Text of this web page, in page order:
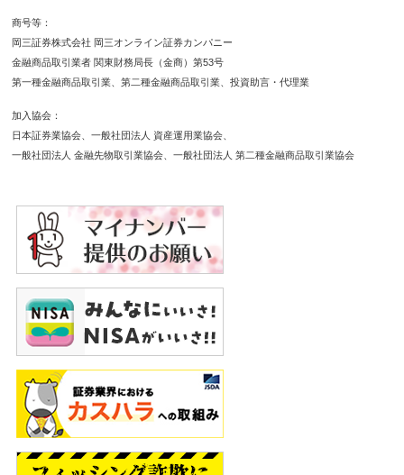
商号等
岡三証券株式会社 岡三オンライン証券カンパニー
金融商品取引業者 関東財務局長（金商）第53号
第一種金融商品取引業
第二種金融商品取引業 投資助言・代理業
加入協会
日本証券業協会
一般社団法人 資産運用業協会
一般社団法人 金融先物取引業協会
一般社団法人 第二種金融商品取引業協会